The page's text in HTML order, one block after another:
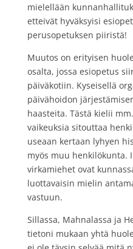
mielellään
etteivät hyväksyisi
perusopetuksen piiristä!
Muutos on erityisen
osalta, jossa esiopetus
päiväkotiin. Kyseisellä
päivähoidon
haasteita. Tästä kielii
vaikeuksia sitouttaa
useaan kertaan lyhyen
myös muu henkilökunta.
virkamiehet ovat
luottavaisin mielin
vastuun.
Sillassa, Mahnalassa ja
tietoni mukaan yhtä